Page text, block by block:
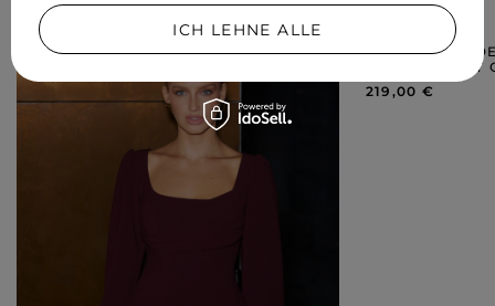
HOVER –
MIDIKLEID MIT
219,00 €
ICH LEHNE ALLE